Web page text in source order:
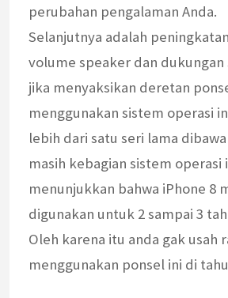
perubahan pengalaman Anda.
Selanjutnya adalah
volume speaker dan dukungan
jika menyaksikan deretan
menggunakan sistem operasi
lebih dari satu seri lama
masih kebagian sistem operasi
menunjukkan bahwa iPhone 8
digunakan untuk 2 sampai 3
Oleh karena itu anda gak usah
menggunakan ponsel ini di